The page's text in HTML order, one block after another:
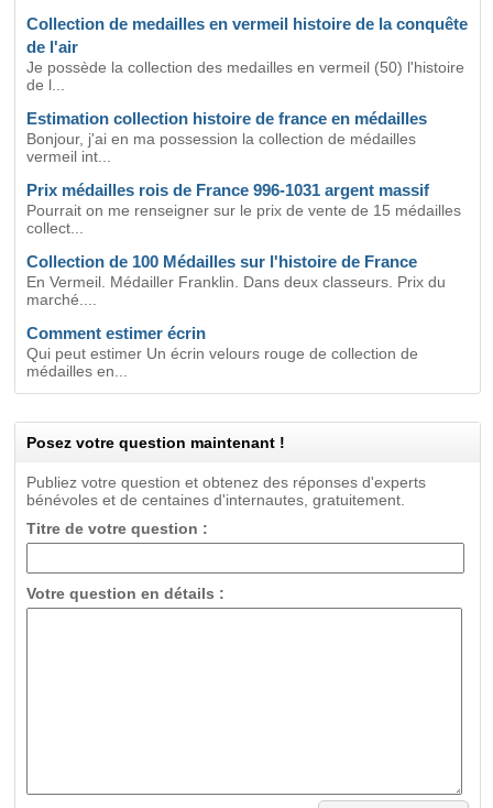
Collection de medailles en vermeil histoire de la conquête
de l'air
Je possède la collection des medailles en vermeil (50) l'histoire
de l...
Estimation collection histoire de france en médailles
Bonjour, j'ai en ma possession la collection de médailles
vermeil int...
Prix médailles rois de France 996-1031 argent massif
Pourrait on me renseigner sur le prix de vente de 15 médailles
collect...
Collection de 100 Médailles sur l'histoire de France
En Vermeil. Médailler Franklin. Dans deux classeurs. Prix du
marché....
Comment estimer écrin
Qui peut estimer Un écrin velours rouge de collection de
médailles en...
Posez votre question maintenant !
Publiez votre question et obtenez des réponses d'experts
bénévoles et de centaines d'internautes, gratuitement.
Titre de votre question :
Votre question en détails :